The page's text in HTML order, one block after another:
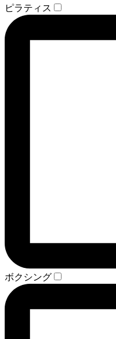
ピラティス
ボクシング